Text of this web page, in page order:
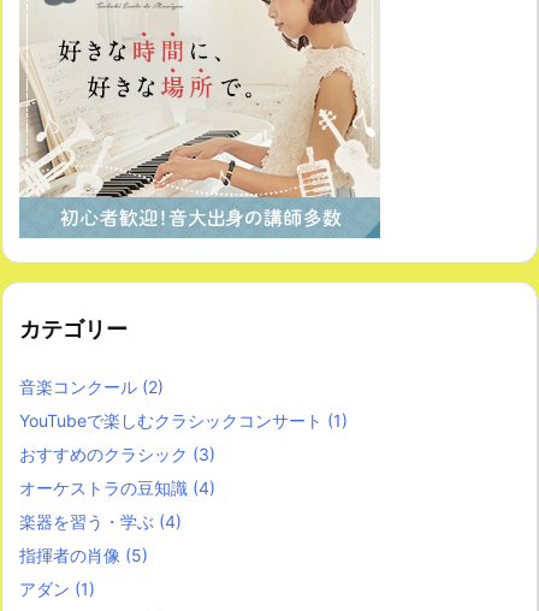
カテゴリー
音楽コンクール (2)
YouTubeで楽しむクラシックコンサート (1)
おすすめのクラシック (3)
オーケストラの豆知識 (4)
楽器を習う・学ぶ (4)
指揮者の肖像 (5)
アダン (1)